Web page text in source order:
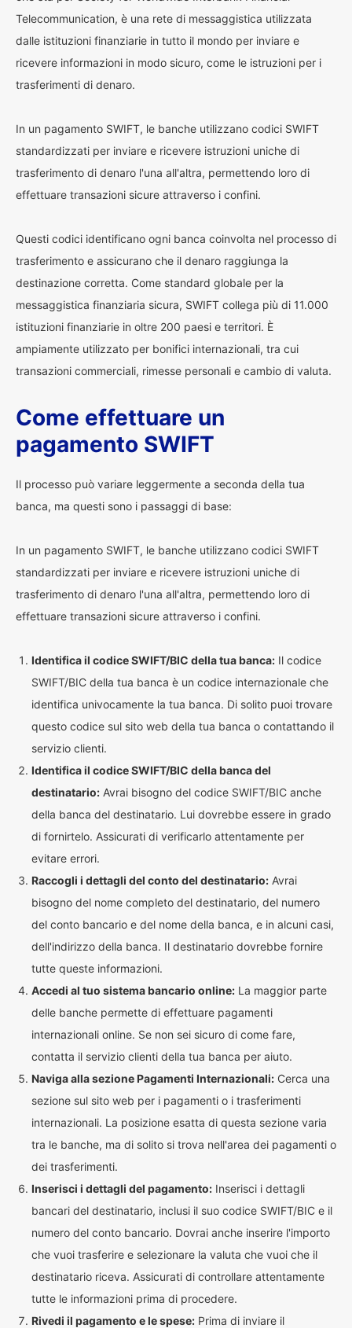
Telecommunication, è una rete di messaggistica utilizzata
dalle istituzioni finanziarie in tutto il mondo per inviare e
ricevere informazioni in modo sicuro, come le istruzioni per i
trasferimenti di denaro.
In un pagamento SWIFT, le banche utilizzano codici SWIFT
standardizzati per inviare e ricevere istruzioni uniche di
trasferimento di denaro l'una all'altra, permettendo loro di
effettuare transazioni sicure attraverso i confini.
Questi codici identificano ogni banca coinvolta nel processo di
trasferimento e assicurano che il denaro raggiunga la
destinazione corretta. Come standard globale per la
messaggistica finanziaria sicura, SWIFT collega più di 11.000
istituzioni finanziarie in oltre 200 paesi e territori. È
ampiamente utilizzato per bonifici internazionali, tra cui
transazioni commerciali, rimesse personali e cambio di valuta.
Come effettuare un
pagamento SWIFT
Il processo può variare leggermente a seconda della tua
banca, ma questi sono i passaggi di base:
In un pagamento SWIFT, le banche utilizzano codici SWIFT
standardizzati per inviare e ricevere istruzioni uniche di
trasferimento di denaro l'una all'altra, permettendo loro di
effettuare transazioni sicure attraverso i confini.
Identifica il codice SWIFT/BIC della tua banca: Il codice
SWIFT/BIC della tua banca è un codice internazionale che
identifica univocamente la tua banca. Di solito puoi trovare
questo codice sul sito web della tua banca o contattando il
servizio clienti.
Identifica il codice SWIFT/BIC della banca del
destinatario: Avrai bisogno del codice SWIFT/BIC anche
della banca del destinatario. Lui dovrebbe essere in grado
di fornirtelo. Assicurati di verificarlo attentamente per
evitare errori.
Raccogli i dettagli del conto del destinatario: Avrai
bisogno del nome completo del destinatario, del numero
del conto bancario e del nome della banca, e in alcuni casi,
dell'indirizzo della banca. Il destinatario dovrebbe fornire
tutte queste informazioni.
Accedi al tuo sistema bancario online: La maggior parte
delle banche permette di effettuare pagamenti
internazionali online. Se non sei sicuro di come fare,
contatta il servizio clienti della tua banca per aiuto.
Naviga alla sezione Pagamenti Internazionali: Cerca una
sezione sul sito web per i pagamenti o i trasferimenti
internazionali. La posizione esatta di questa sezione varia
tra le banche, ma di solito si trova nell'area dei pagamenti o
dei trasferimenti.
Inserisci i dettagli del pagamento: Inserisci i dettagli
bancari del destinatario, inclusi il suo codice SWIFT/BIC e il
numero del conto bancario. Dovrai anche inserire l'importo
che vuoi trasferire e selezionare la valuta che vuoi che il
destinatario riceva. Assicurati di controllare attentamente
tutte le informazioni prima di procedere.
Rivedi il pagamento e le spese: Prima di inviare il